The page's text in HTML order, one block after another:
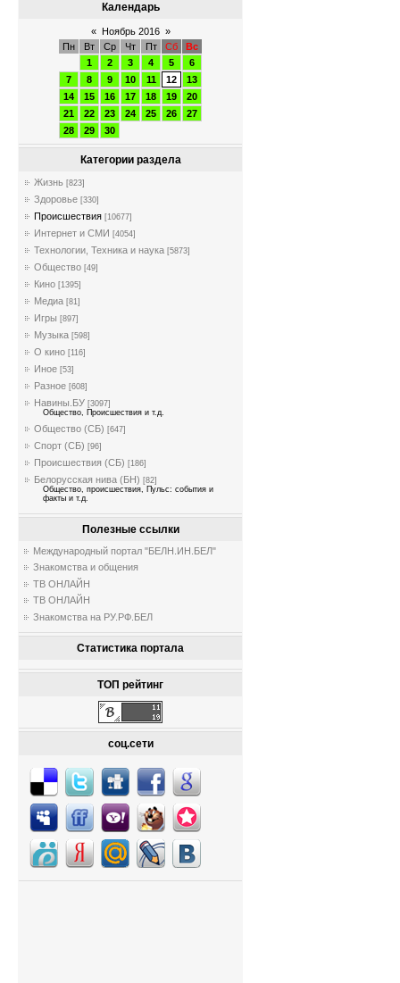
Календарь
« Ноябрь 2016 »
Пн
Вт Ср Чт Пт Сб
Вс
1
2 3 4 5
6
7
8 9 10 11 12
13
14
15 16 17 18 19
20
21
22 23 24 25 26
27
28
29 30
Категории раздела
Жизнь [823]
Здоровье [330]
Происшествия [10677]
Интернет и СМИ [4054]
Технологии, Техника и наука [5873]
Общество [49]
Кино [1395]
Медиа [81]
Игры [897]
Музыка [598]
О кино [116]
Иное [53]
Разное [608]
Навины.БУ [3097]
Общество, Происшествия и т.д.
Общество (СБ) [647]
Спорт (СБ) [96]
Происшествия (СБ) [186]
Белорусская нива (БН) [82]
Общество, происшествия, Пульс: события и
факты и т.д.
Полезные ссылки
Международный портал "БЕЛН.ИН.БЕЛ"
Знакомства и общения
ТВ ОНЛАЙН
ТВ ОНЛАЙН
Знакомства на РУ.РФ.БЕЛ
Статистика портала
ТОП рейтинг
соц.сети